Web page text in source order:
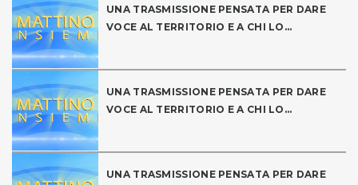
UNA TRASMISSIONE PENSATA PER DARE
VOCE AL TERRITORIO E A CHI LO...
UNA TRASMISSIONE PENSATA PER DARE
VOCE AL TERRITORIO E A CHI LO...
UNA TRASMISSIONE PENSATA PER DARE